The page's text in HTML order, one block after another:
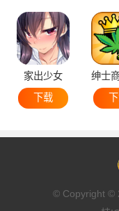
家出少女
下载
© Copyright ©